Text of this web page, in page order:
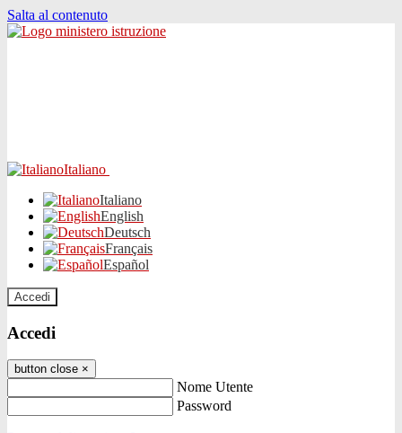
Salta al contenuto
Italiano
Italiano
English
Deutsch
Français
Español
Accedi
Accedi
button close ×
Nome Utente
Password